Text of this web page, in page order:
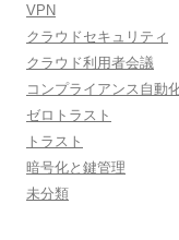
VPN
クラウドセキュリティ
クラウド利用者会議
コンプライアンス自動
ゼロトラスト
トラスト
暗号化と鍵管理
未分類